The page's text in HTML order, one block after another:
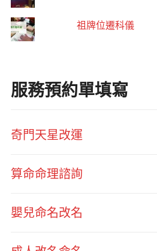
祖牌位遷科儀
服務預約單填寫
奇門天星改運
算命命理諮詢
嬰兒命名改名